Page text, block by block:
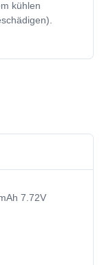
kühlen
7.72V